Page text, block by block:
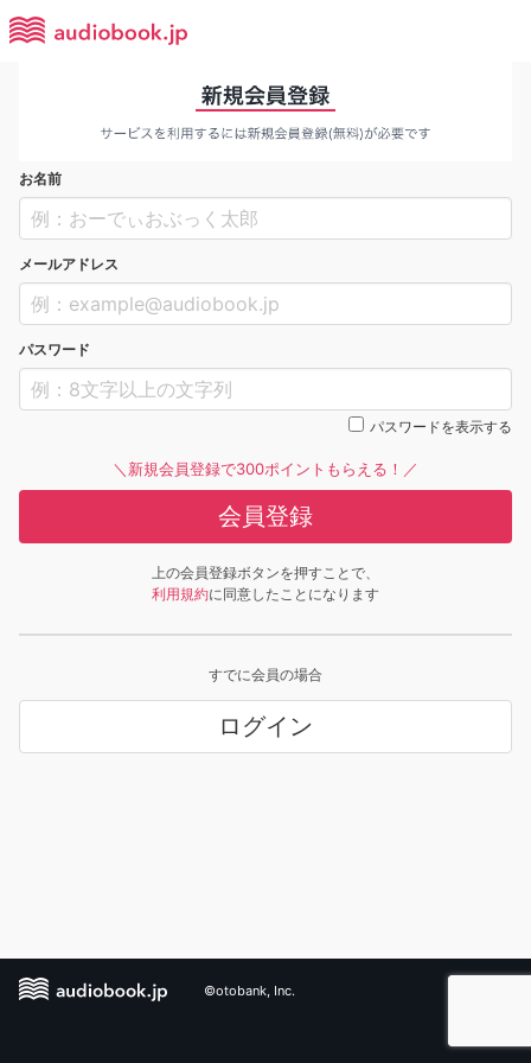
お名前
メールアドレス
パスワード
パスワードを表示する
＼新規会員登録で300ポイントもらえる！／
会員登録
上の会員登録ボタンを押すことで、
利用規約に同意したことになります
すでに会員の場合
ログイン
©otobank, Inc.